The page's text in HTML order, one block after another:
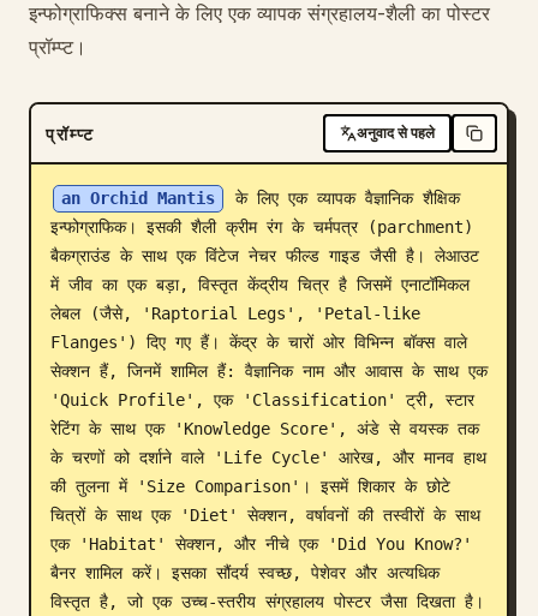
प्रॉम्प्ट
मूल्य निर्धारण
डाउनलोड
ब्लॉग
अपडेट
इन्फोग्राफिक्स बनाने के लिए एक व्यापक संग्रहालय-शैली का पोस्टर
प्रॉम्प्ट।
प्रॉम्प्ट अनुवाद से पहले
an Orchid Mantis
के लिए एक व्यापक वैज्ञानिक शैक्षिक
इन्फोग्राफिक। इसकी शैली क्रीम रंग के चर्मपत्र (parchment)
बैकग्राउंड के साथ एक विंटेज नेचर फील्ड गाइड जैसी है। लेआउट
में जीव का एक बड़ा, विस्तृत केंद्रीय चित्र है जिसमें एनाटॉमिकल
लेबल (जैसे, 'Raptorial Legs', 'Petal-like
Flanges') दिए गए हैं। केंद्र के चारों ओर विभिन्न बॉक्स वाले
सेक्शन हैं, जिनमें शामिल हैं: वैज्ञानिक नाम और आवास के साथ एक
'Quick Profile', एक 'Classification' ट्री, स्टार
रेटिंग के साथ एक 'Knowledge Score', अंडे से वयस्क तक
के चरणों को दर्शाने वाले 'Life Cycle' आरेख, और मानव हाथ
की तुलना में 'Size Comparison'। इसमें शिकार के छोटे
चित्रों के साथ एक 'Diet' सेक्शन, वर्षावनों की तस्वीरों के साथ
एक 'Habitat' सेक्शन, और नीचे एक 'Did You Know?'
बैनर शामिल करें। इसका सौंदर्य स्वच्छ, पेशेवर और अत्यधिक
विस्तृत है, जो एक उच्च-स्तरीय संग्रहालय पोस्टर जैसा दिखता है।